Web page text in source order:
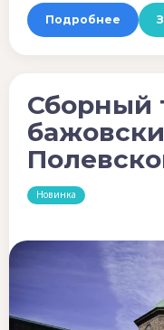
Подробнее
Сборный
Новинка